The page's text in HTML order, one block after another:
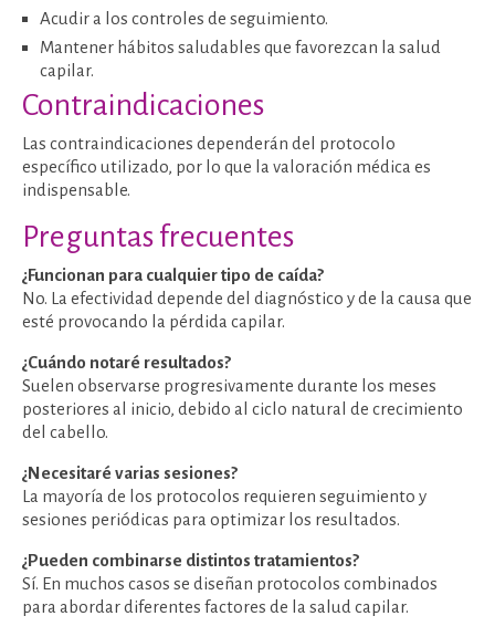
Acudir a los controles de seguimiento.
Mantener hábitos saludables que favorezcan la salud
capilar.
Contraindicaciones
Las contraindicaciones dependerán del protocolo
específico utilizado, por lo que la valoración médica es
indispensable.
Preguntas frecuentes
¿Funcionan para cualquier tipo de caída?
No. La efectividad depende del diagnóstico y de la causa que
esté provocando la pérdida capilar.
¿Cuándo notaré resultados?
Suelen observarse progresivamente durante los meses
posteriores al inicio, debido al ciclo natural de crecimiento
del cabello.
¿Necesitaré varias sesiones?
La mayoría de los protocolos requieren seguimiento y
sesiones periódicas para optimizar los resultados.
¿Pueden combinarse distintos tratamientos?
Sí. En muchos casos se diseñan protocolos combinados
para abordar diferentes factores de la salud capilar.